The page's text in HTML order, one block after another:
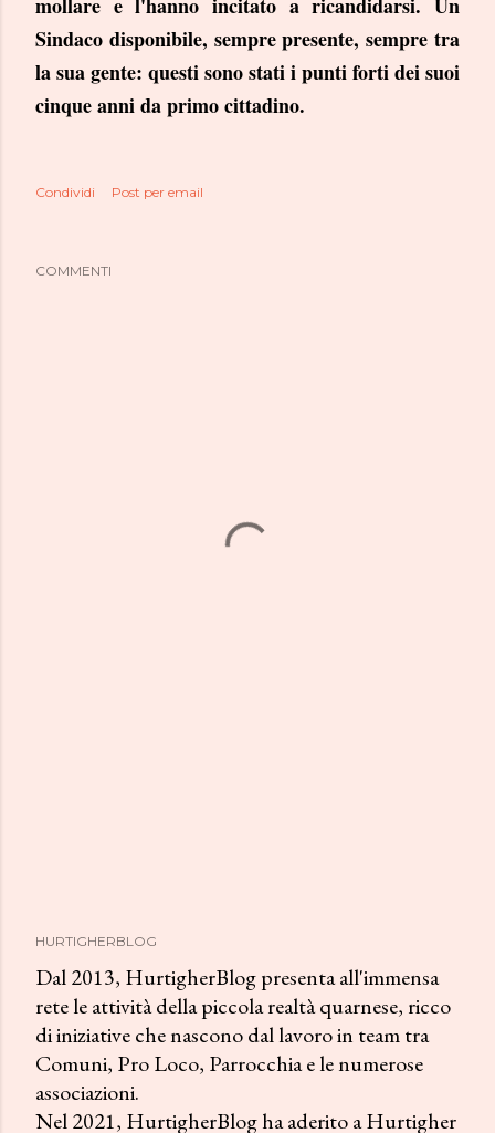
Sindaco disponibile, sempre presente, sempre tra
la sua gente: questi sono stati i punti forti dei suoi
cinque anni da primo cittadino.
Condividi Post per email
COMMENTI
HURTIGHERBLOG
Dal 2013, HurtigherBlog presenta all'immensa
rete le attività della piccola realtà quarnese, ricco
di iniziative che nascono dal lavoro in team tra
Comuni, Pro Loco, Parrocchia e le numerose
associazioni.
Nel 2021, HurtigherBlog ha aderito a Hurtigher